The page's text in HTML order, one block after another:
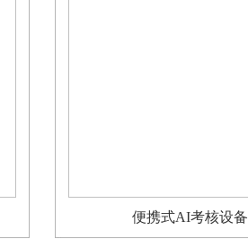
便携式AI考核设备